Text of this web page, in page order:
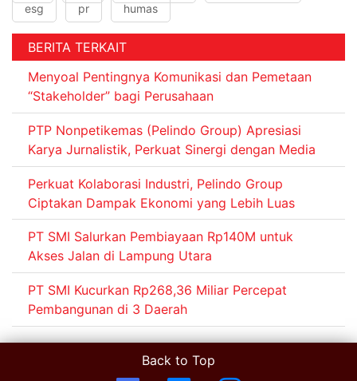
esg
pr humas
BERITA TERKAIT
Menyoal Pentingnya Komunikasi dan Pemetaan
“Stakeholder” bagi Perusahaan
PTP Nonpetikemas (Pelindo Group) Apresiasi
Karya Jurnalistik, Perkuat Sinergi dengan Media
Perkuat Kolaborasi Industri, Pelindo Group
Ciptakan Dampak Ekonomi yang Lebih Luas
PT SMI Salurkan Pembiayaan Rp140M untuk
Akses Jalan di Lampung Utara
PT SMI Kucurkan Rp268,36 Miliar Percepat
Pembangunan di 3 Daerah
Back to Top